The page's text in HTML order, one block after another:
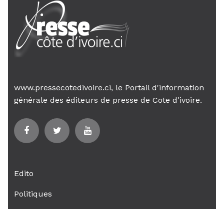
www.pressecotedivoire.ci, le Portail d'information
générale des éditeurs de presse de Cote d'ivoire.
Edito
Politiques